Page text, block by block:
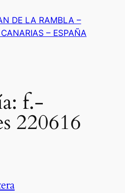
DE LA RAMBLA –
– ESPAÑA
f.-
220616